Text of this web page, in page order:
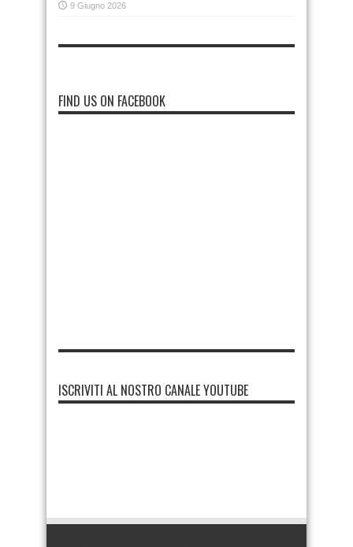
9 Giugno 2026
FIND US ON FACEBOOK
ISCRIVITI AL NOSTRO CANALE YOUTUBE